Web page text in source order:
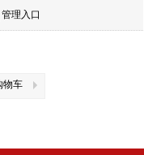
管理入口
物车